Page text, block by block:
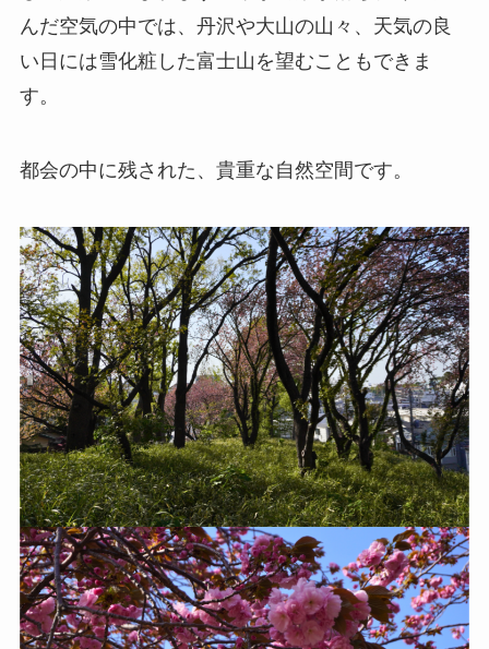
んだ空気の中では、丹沢や大山の山々、天気の良
い日には雪化粧した富士山を望むこともできま
す。
都会の中に残された、貴重な自然空間です。